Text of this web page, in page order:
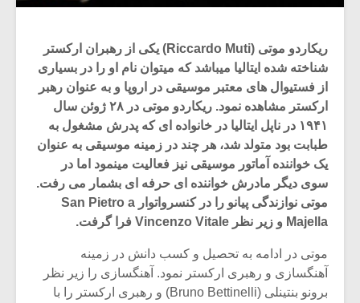
ریکاردو موتی (Riccardo Muti) یکی از رهبران ارکستر
شناخته شده ایتالیا میباشد که میتوان نام او را در بسیاری
از فستیوال های معتبر موسیقی در اروپا و به عنوان رهبر
ارکستر مشاهده نمود. ریکاردو موتی در ۲۸ ژوئن سال
۱۹۴۱ در ناپل ایتالیا در خانواده ای که پدرش مشغول به
طبابت بود متولد شد، هر چند در زمینه موسیقی به عنوان
یک خواننده آماتور موسیقی نیز فعالیت مینمود اما در
سوی دیگر مادرش خواننده ای حرفه ای بشمار می رفت.
موتی نوازندگی پیانو را در کنسرواتوار San Pietro a
Majella و زیر نظر Vincenzo Vitale فرا گرفت.
موتی در ادامه به تحصیل و کسب دانش در زمینه
آهنگسازی و رهبری ارکستر نمود. آهنگسازی را زیر نظر
برونو بنتینلی (Bruno Bettinelli) و رهبری ارکستر را با